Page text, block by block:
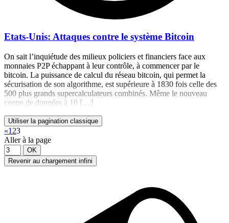
Etats-Unis: Attaques contre le système Bitcoin
On sait l’inquiétude des milieux policiers et financiers face aux
monnaies P2P échappant à leur contrôle, à commencer par le
bitcoin. La puissance de calcul du réseau bitcoin, qui permet la
sécurisation de son algorithme, est supérieure à 1830 fois celle des
500 plus grands supercalculateurs combinés. Même le nouveau
centre de données à 10 […]
Utiliser la pagination classique
«1 23
Aller à la page
OK
Revenir au chargement infini